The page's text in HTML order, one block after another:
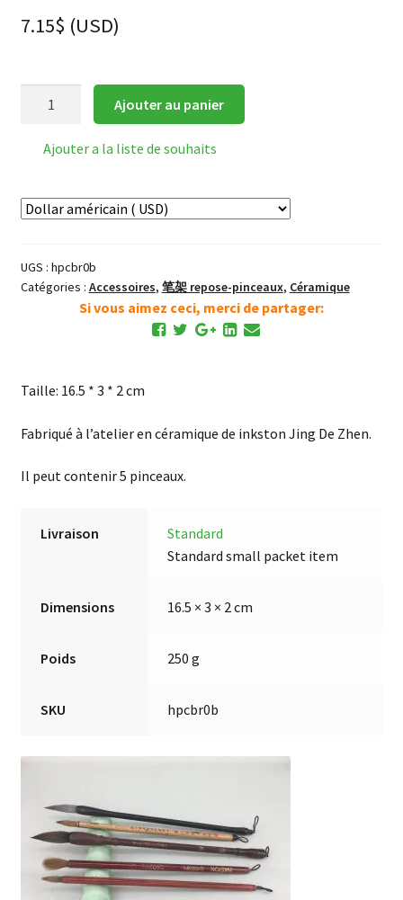
7.15$ (USD)
pinceau
céramique
Ajouter au panier
Ajouter a la liste de souhaits
UGS : hpcbr0b
Catégories : Accessoires, 笔架 repose-pinceaux, Céramique
Si vous aimez ceci, merci de partager:
Taille: 16.5 * 3 * 2 cm
Fabriqué à l’atelier en céramique de inkston Jing De Zhen.
Il peut contenir 5 pinceaux.
Livraison
Standard
Standard small packet item
Dimensions 16.5 × 3 × 2 cm
Poids 250 g
SKU hpcbr0b